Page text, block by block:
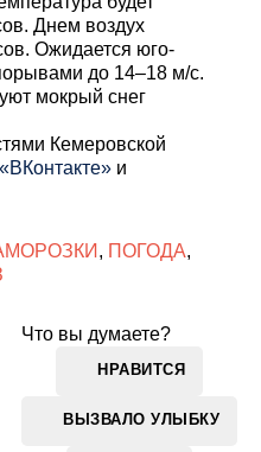
Днем воздух
Ожидается юго-
до 14–18 м/с.
мокрый снег
Кемеровской
«ВКонтакте» и
, ПОГОДА,
Что вы думаете?
НРАВИТСЯ
ВЫЗВАЛО УЛЫБКУ